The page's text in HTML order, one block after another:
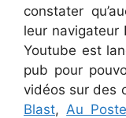
constater
leur navigateur
Youtube est
pub pour
vidéos sur des
Blast, Au Poste